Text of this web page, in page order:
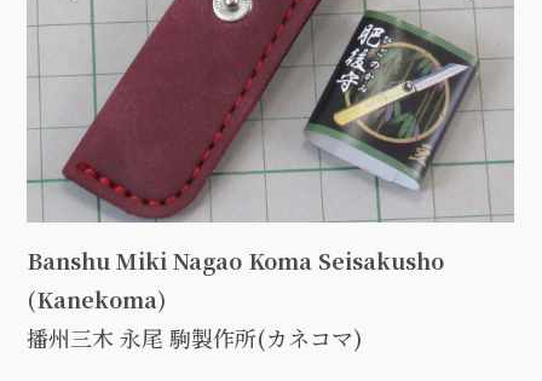
Banshu Miki Nagao Koma Seisakusho
(Kanekoma)
播州三木 永尾 駒製作所(カネコマ)